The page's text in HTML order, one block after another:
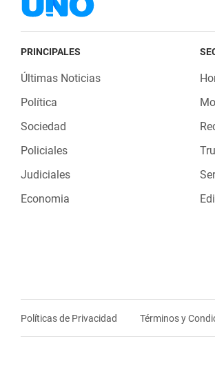
PRINCIPALES
Últimas Noticias
Política
Sociedad
Policiales
Judiciales
Economia
Políticas de Privacidad Términos y